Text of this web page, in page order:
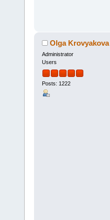
Olga Krovyakova
Administrator
Users
Posts: 1222